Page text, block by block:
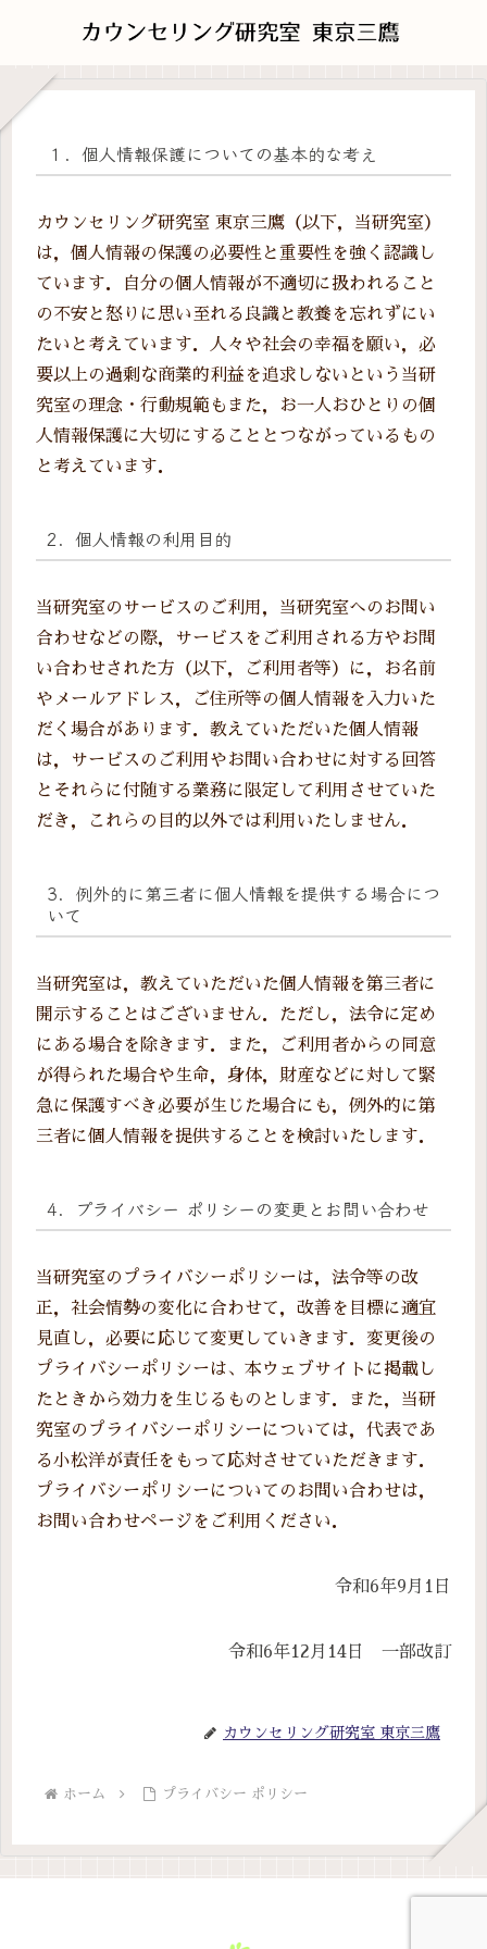
１．個人情報保護についての基本的な考え
カウンセリング研究室 東京三鷹（以下，当研究室）
は，個人情報の保護の必要性と重要性を強く認識し
ています．自分の個人情報が不適切に扱われること
の不安と怒りに思い至れる良識と教養を忘れずにい
たいと考えています．人々や社会の幸福を願い，必
要以上の過剰な商業的利益を追求しないという当研
究室の理念・行動規範もまた，お一人おひとりの個
人情報保護に大切にすることとつながっているもの
と考えています．
2．個人情報の利用目的
当研究室のサービスのご利用，当研究室へのお問い
合わせなどの際，サービスをご利用される方やお問
い合わせされた方（以下，ご利用者等）に，お名前
やメールアドレス，ご住所等の個人情報を入力いた
だく場合があります．教えていただいた個人情報
は，サービスのご利用やお問い合わせに対する回答
とそれらに付随する業務に限定して利用させていた
だき，これらの目的以外では利用いたしません．
3． 例外的に第三者に個人情報を提供する場合につ
いて
当研究室は，教えていただいた個人情報を第三者に
開示することはございません．ただし，法令に定め
にある場合を除きます．また，ご利用者からの同意
が得られた場合や生命，身体，財産などに対して緊
急に保護すべき必要が生じた場合にも，例外的に第
三者に個人情報を提供することを検討いたします．
4．プライバシー ポリシーの変更とお問い合わせ
当研究室のプライバシーポリシーは，法令等の改
正，社会情勢の変化に合わせて，改善を目標に適宜
見直し，必要に応じて変更していきます．変更後の
プライバシーポリシーは、本ウェブサイトに掲載し
たときから効力を生じるものとします．また，当研
究室のプライバシーポリシーについては，代表であ
る小松洋が責任をもって応対させていただきます．
プライバシーポリシーについてのお問い合わせは，
お問い合わせページをご利用ください．
令和6年9月1日
令和6年12月14日 一部改訂
カウンセリング研究室 東京三鷹
ホーム プライバシー ポリシー